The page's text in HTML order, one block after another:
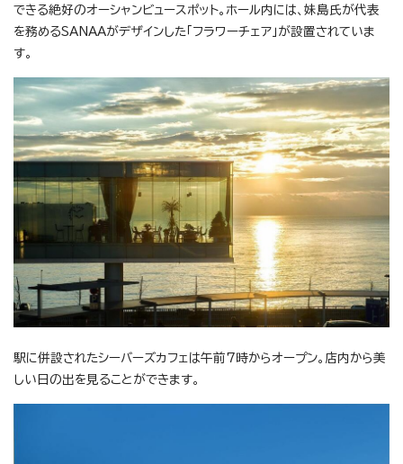
できる絶好のオーシャンビュースポット。ホール内には、妹島氏が代表
を務めるSANAAがデザインした「フラワーチェア」が設置されていま
す。
駅に併設されたシーバーズカフェは午前7時からオープン。店内から美
しい日の出を見ることができます。